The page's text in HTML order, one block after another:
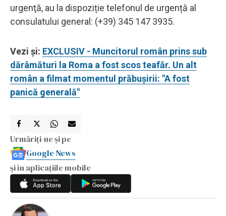
urgenţă, au la dispoziție telefonul de urgență al
consulatului general: (+39) 345 147 3935.
Vezi și: EXCLUSIV - Muncitorul român prins sub
dărâmături la Roma a fost scos teafăr. Un alt
român a filmat momentul prăbușirii: "A fost
panică generală"
Urmăriți-ne și pe
Google News
și în aplicațiile mobile